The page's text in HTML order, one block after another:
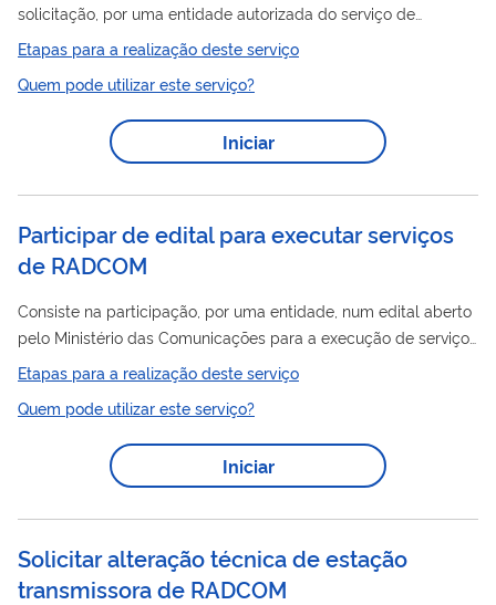
solicitação, por uma entidade autorizada do serviço de
radiodifusão comunitária, para obter a licença de
funcionamento de sua estação transmissora. Esta licença é
fundamental para operar legalmente uma estação de rádio
Etapas para a realização deste serviço
Quem pode utilizar este serviço?
Iniciar
Participar de edital para executar serviços
de RADCOM
Consiste na participação, por uma entidade, num edital aberto
pelo Ministério das Comunicações para a execução de serviço
de radiodifusão comunitária, em frequência modulada (FM) e
cobertura restrita, que tem por finalidade atender uma
localidade. Na seleção, uma vez habilitadas as entidades, na
impossibilidade de prestarem o serviço conjuntamente, será
estabelecido quais delas concorrem entre si, sendo
do Título II, Portaria de...
Etapas para a realização deste serviço
Quem pode utilizar este serviço?
Iniciar
Solicitar alteração técnica de estação
transmissora de RADCOM